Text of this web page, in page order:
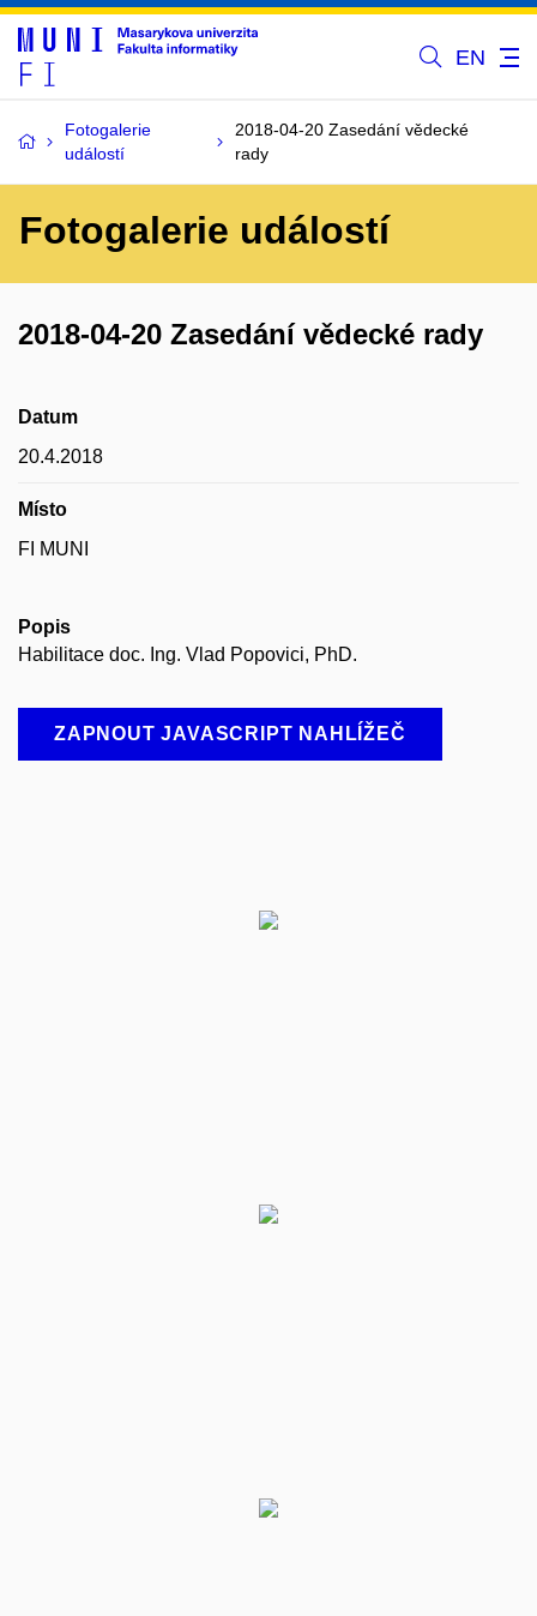
EN
Fotogalerie
událostí
2018-04-20 Zasedání vědecké
rady
Fotogalerie událostí
2018-04-20 Zasedání vědecké rady
Datum
20.4.2018
Místo
FI MUNI
Popis
Habilitace doc. Ing. Vlad Popovici, PhD.
ZAPNOUT JAVASCRIPT NAHLÍŽEČ